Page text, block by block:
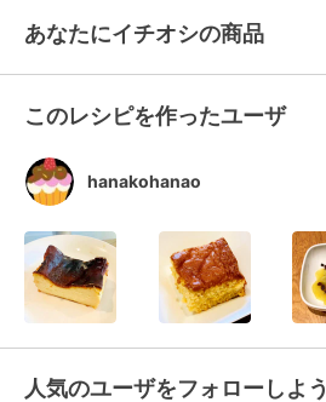
あなたにイチオシの商品
このレシピを作ったユーザ
hanakohanao
人気のユーザをフォローしよう